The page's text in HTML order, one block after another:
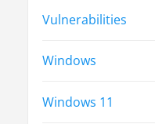
Vulnerabilities
Windows
Windows 11